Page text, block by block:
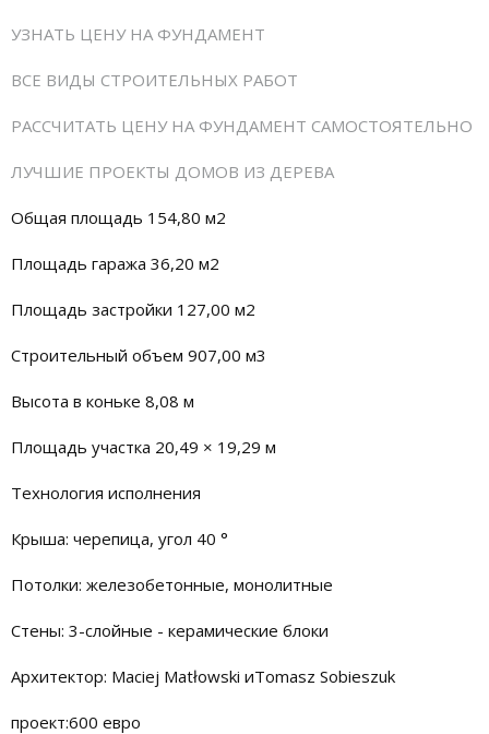
УЗНАТЬ ЦЕНУ НА ФУНДАМЕНТ
ВСЕ ВИДЫ СТРОИТЕЛЬНЫХ РАБОТ
РАССЧИТАТЬ ЦЕНУ НА ФУНДАМЕНТ САМОСТОЯТЕЛЬНО
ЛУЧШИЕ ПРОЕКТЫ ДОМОВ ИЗ ДЕРЕВА
Общая площадь 154,80 м2
Площадь гаража 36,20 м2
Площадь застройки 127,00 м2
Строительный объем 907,00 м3
Высота в коньке 8,08 м
Площадь участка 20,49 × 19,29 м
Технология исполнения
Крыша: черепица, угол 40 °
Потолки: железобетонные, монолитные
Стены: 3-слойные - керамические блоки
Архитектор: Maciej Matłowski иTomasz Sobieszuk
проект:600 евро